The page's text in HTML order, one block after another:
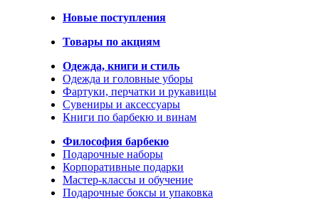
Новые поступления
Товары по акциям
Одежда, книги и стиль
Одежда и головные уборы
Фартуки, перчатки и рукавицы
Сувениры и аксессуары
Книги по барбекю и винам
Философия барбекю
Подарочные наборы
Корпоративные подарки
Мастер-классы и обучение
Подарочные боксы и упаковка